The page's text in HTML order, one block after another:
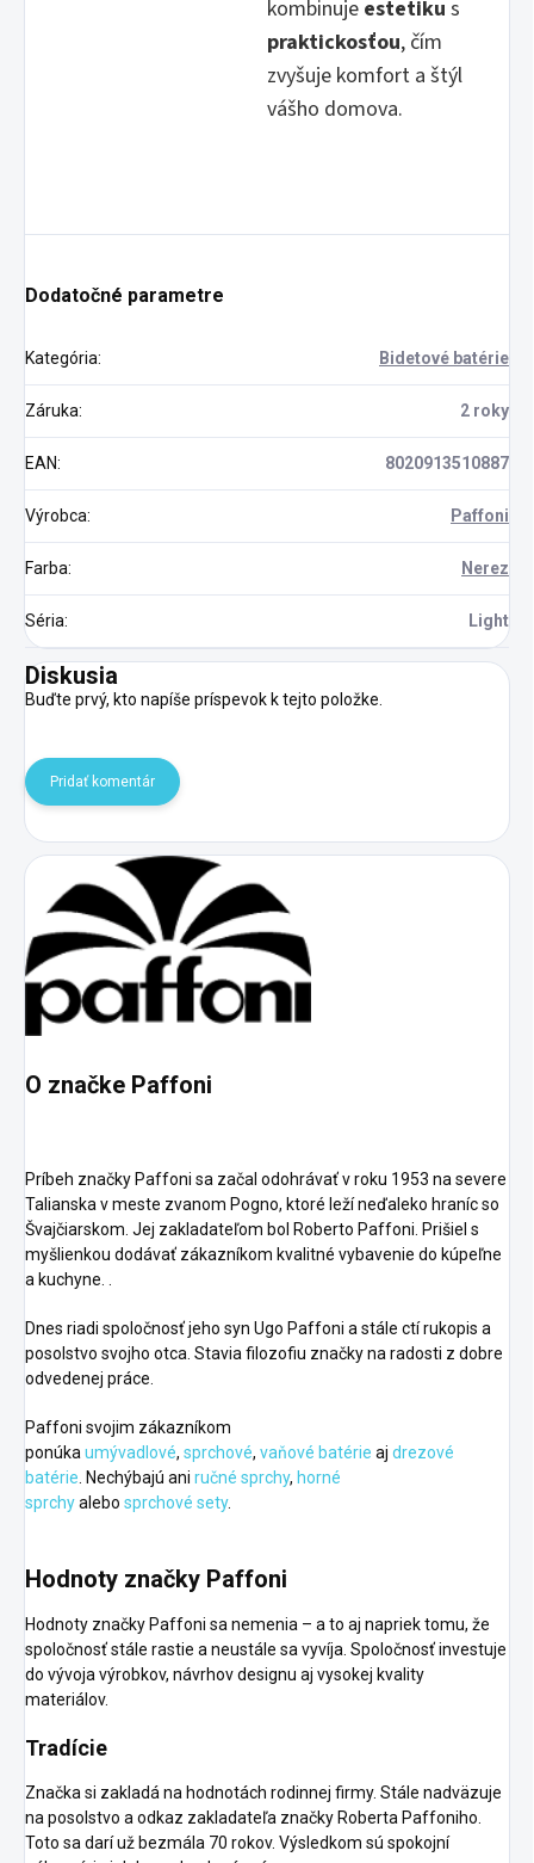
kombinuje estetiku s
praktickosťou, čím
zvyšuje komfort a štýl
vášho domova.
Dodatočné parametre
Kategória: Bidetové batérie
Záruka: 2 roky
EAN: 8020913510887
Výrobca: Paffoni
Farba: Nerez
Séria: Light
Diskusia
Buďte prvý, kto napíše príspevok k tejto položke.
Pridať komentár
O značke Paffoni
Príbeh značky Paffoni sa začal odohrávať v roku 1953 na severe
Talianska v meste zvanom Pogno, ktoré leží neďaleko hraníc so
Švajčiarskom. Jej zakladateľom bol Roberto Paffoni. Prišiel s
myšlienkou dodávať zákazníkom kvalitné vybavenie do kúpeľne
a kuchyne. .
Dnes riadi spoločnosť jeho syn Ugo Paffoni a stále ctí rukopis a
posolstvo svojho otca. Stavia filozofiu značky na radosti z dobre
odvedenej práce.
Paffoni svojim zákazníkom
ponúka umývadlové, sprchové, vaňové batérie aj drezové
batérie . Nechýbajú ani ručné sprchy, horné
sprchyalebo sprchové sety.
Hodnoty značky Paffoni
Hodnoty značky Paffoni sa nemenia – a to aj napriek tomu, že
spoločnosť stále rastie a neustále sa vyvíja. Spoločnosť investuje
do vývoja výrobkov, návrhov designu aj vysokej kvality
materiálov.
Tradície
Značka si zakladá na hodnotách rodinnej firmy. Stále nadväzuje
na posolstvo a odkaz zakladateľa značky Roberta Paffoniho.
Toto sa darí už bezmála 70 rokov. Výsledkom sú spokojní